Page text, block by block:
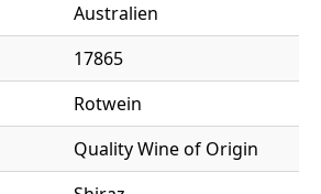
Australien
17865
Rotwein
Quality Wine of Origin